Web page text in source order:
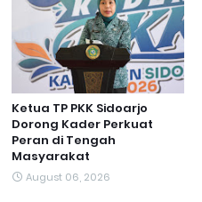
Ketua TP PKK Sidoarjo
Dorong Kader Perkuat
Peran di Tengah
Masyarakat
August 06, 2026